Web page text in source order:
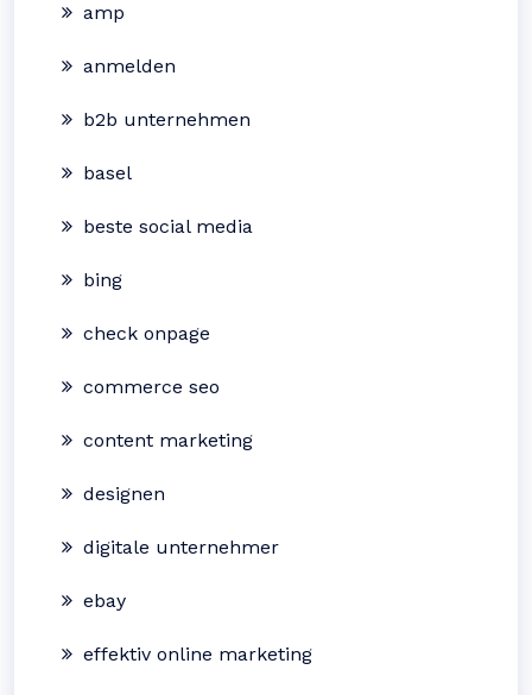
amp
anmelden
b2b unternehmen
basel
beste social media
bing
check onpage
commerce seo
content marketing
designen
digitale unternehmer
ebay
effektiv online marketing